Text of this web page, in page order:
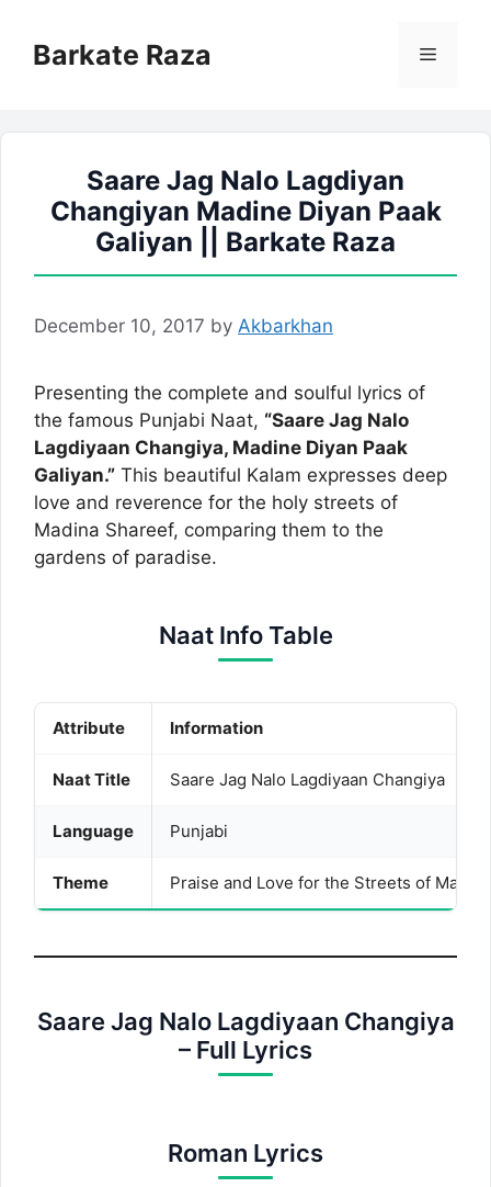
contentBarkate Raza Menu
Saare Jag Nalo Lagdiyan
Changiyan Madine Diyan Paak
Galiyan || Barkate Raza
December 10, 2017 by Akbarkhan
Presenting the complete and soulful lyrics of
the famous Punjabi Naat, “Saare Jag Nalo
Lagdiyaan Changiya, Madine Diyan Paak
Galiyan.” This beautiful Kalam expresses deep
love and reverence for the holy streets of
Madina Shareef, comparing them to the
gardens of paradise.
Naat Info Table
Attribute Information
Naat Title Saare Jag Nalo Lagdiyaan Changiya
Language Punjabi
Theme Praise and Love for the Streets of Madina
Saare Jag Nalo Lagdiyaan Changiya
– Full Lyrics
Roman Lyrics